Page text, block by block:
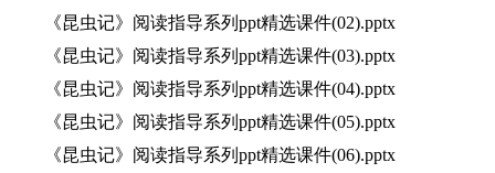
《昆虫记》阅读指导系列ppt精选课件(02).pptx
《昆虫记》阅读指导系列ppt精选课件(03).pptx
《昆虫记》阅读指导系列ppt精选课件(04).pptx
《昆虫记》阅读指导系列ppt精选课件(05).pptx
《昆虫记》阅读指导系列ppt精选课件(06).pptx